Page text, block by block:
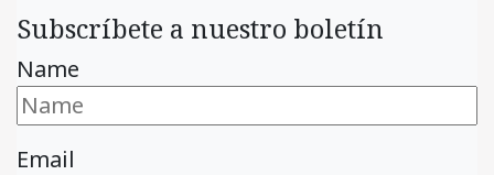
Subscríbete a nuestro boletín
Name
Email